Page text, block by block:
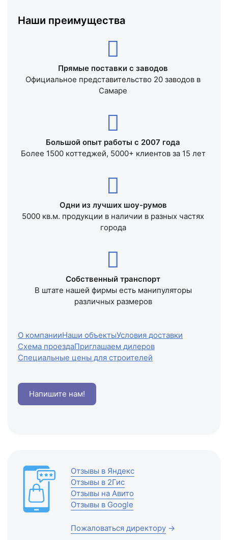
Наши преимущества
Прямые поставки с заводов
Официальное представительство 20 заводов в
Самаре
Большой опыт работы с 2007 года
Более 1500 коттеджей, 5000+ клиентов за 15 лет
Одни из лучших шоу-румов
5000 кв.м. продукции в наличии в разных частях
города
Собственный транспорт
В штате нашей фирмы есть манипуляторы
различных размеров
О компанииНаши объектыУсловия доставки
Схема проездаПриглашаем дилеров
Специальные цены для строителей
Напишите нам!
Отзывы в Яндекс
Отзывы в 2Гис
Отзывы на Авито
Отзывы в Google
Пожаловаться директору →